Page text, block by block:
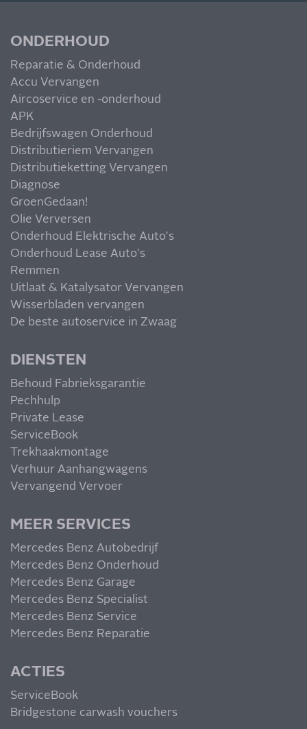
ONDERHOUD
Reparatie & Onderhoud
Accu Vervangen
Aircoservice en -onderhoud
APK
Bedrijfswagen Onderhoud
Distributieriem Vervangen
Distributieketting Vervangen
Diagnose
GroenGedaan!
Olie Verversen
Onderhoud Elektrische Auto's
Onderhoud Lease Auto's
Remmen
Uitlaat & Katalysator Vervangen
Wisserbladen vervangen
De beste autoservice in Zwaag
DIENSTEN
Behoud Fabrieksgarantie
Pechhulp
Private Lease
ServiceBook
Trekhaakmontage
Verhuur Aanhangwagens
Vervangend Vervoer
MEER SERVICES
Mercedes Benz Autobedrijf
Mercedes Benz Onderhoud
Mercedes Benz Garage
Mercedes Benz Specialist
Mercedes Benz Service
Mercedes Benz Reparatie
ACTIES
ServiceBook
Bridgestone carwash vouchers